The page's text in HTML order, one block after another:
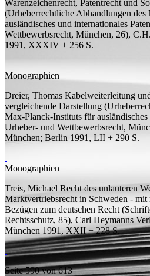
Warenzeichenrecht, Patentrecht und
(Urheberrechtliche Abhandlungen
ausländisches und internationales
Wettbewerbsrecht, München, 26),
1991, XXXIV + 256 S.
Monographien
Dreier, Thomas Kabelweiterleitung
vergleichende Darstellung
Max-Planck-Instituts für
Urheber- und Wettbewerbsrecht,
München; Berlin 1991, LII + 290 S.
Monographien
Treis, Michael Recht des unlauteren
Marktvertriebsrecht in Schweden - mit
Bezügen zum deutschen Recht
Rechtsschutz, 85), Carl Heymanns
München 1991, XXII + 228S.
Seite 590 von 613